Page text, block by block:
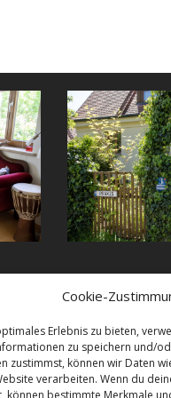
Cookie-
Erlebnis zu bieten,
zu speichern und/
zustimmst, können wir Daten
verarbeiten. Wenn du
können bestimmte Merkmale
Ausbildung